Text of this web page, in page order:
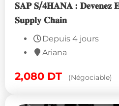
𝐒𝐀𝐏 𝐒/𝟒𝐇𝐀𝐍𝐀 : 𝐃𝐞𝐯𝐞𝐧𝐞𝐳
𝐒𝐮𝐩𝐩𝐥𝐲 𝐂𝐡𝐚𝐢𝐧
Depuis 4 jours
Ariana
2,080 DT (Négociable)